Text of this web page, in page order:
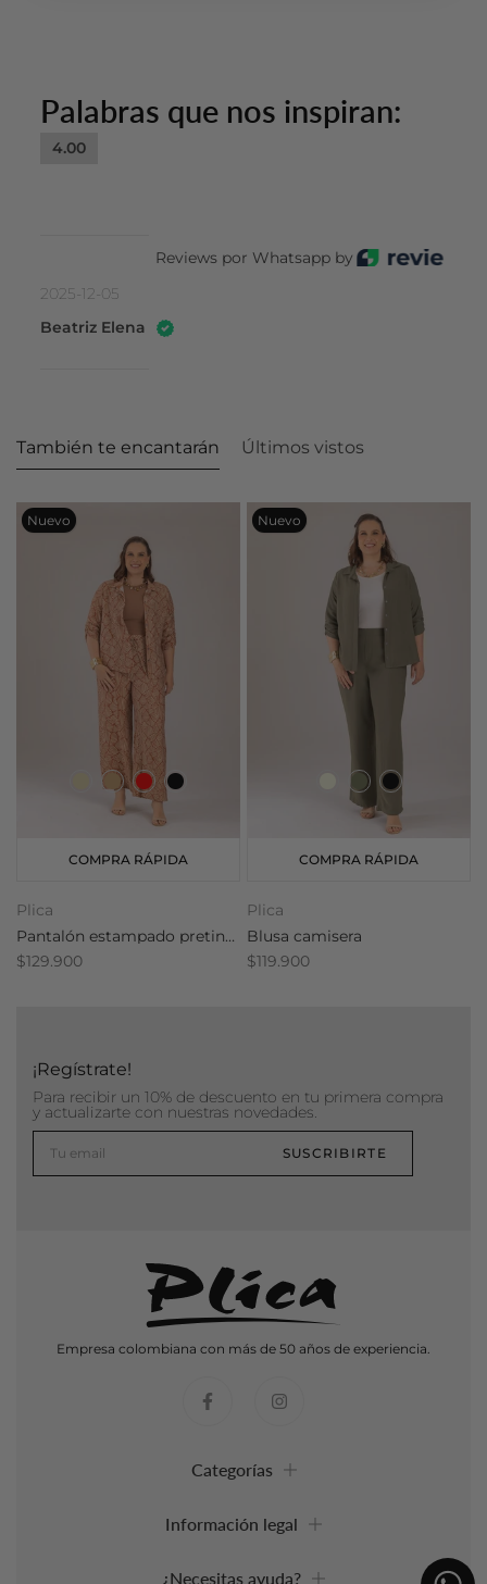
Palabras que nos inspiran:
4.00
Reviews por Whatsapp by
2025-12-05
Beatriz Elena
También te encantarán Últimos vistos
Nuevo
COMPRA RÁPIDA
Plica
Pantalón estampado pretina resortada
$129.900
Nuevo
COMPRA RÁPIDA
Plica
Blusa camisera
$119.900
¡Regístrate!
Para recibir un 10% de descuento en tu primera compra
y actualizarte con nuestras novedades.
SUSCRIBIRTE
Empresa colombiana con más de 50 años de experiencia.
Categorías
Información legal
¿Necesitas ayuda?